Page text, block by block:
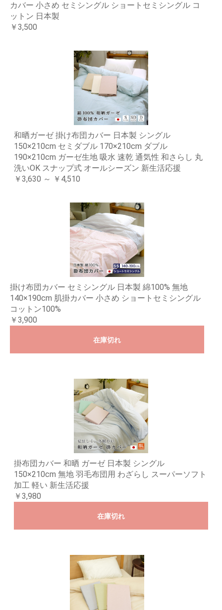
カバー 小さめ セミシングル ショートセミシングル コ
ットン 日本製
￥3,500
和晒ガーゼ 掛け布団カバー 日本製 シングル
150×210cm セミダブル 170×210cm ダブル
190×210cm ガーゼ生地 吸水 速乾 通気性 和さらし 丸
洗いOK スナップ式 オールシーズン 新生活応援
￥3,630 ～ ￥4,510
掛け布団カバー セミシングル 日本製 綿100% 無地
140×190cm 肌掛カバー 小さめ ショートセミシングル
コットン100%
￥3,900
在庫切れ
掛布団カバー 和晒 ガーゼ 日本製 シングル
150×210cm 無地 羽毛布団用 わざらし スーパーソフト
加工 軽い 新生活応援
￥3,980
在庫切れ